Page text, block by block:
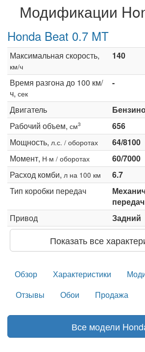
Модификации
Honda Beat 0.7 MT
Максимальная скорость,
км/ч
140
Время разгона до 100 км/
ч, сек
-
Двигатель
Рабочий объем, см3
656
Мощность, л.с. / оборотах
64/8100
Момент, Н·м / оборотах
60/7000
Расход комби, л на 100 км
6.7
Тип коробки передач
передач
Привод
Задний
Показать все
Обзор Характеристики
Отзывы
Обои Продажа
Все модели